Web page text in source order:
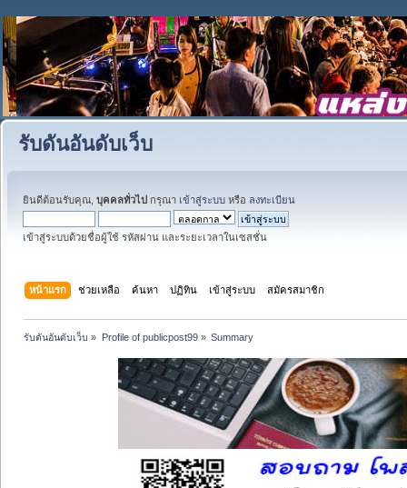
รับดันอันดับเว็บ
ยินดีต้อนรับคุณ, บุคคลทั่วไป กรุณา เข้าสู่ระบบ หรือ ลงทะเบียน
เข้าสู่ระบบด้วยชื่อผู้ใช้ รหัสผ่าน และระยะเวลาในเซสชั่น
หน้าแรก ช่วยเหลือ ค้นหา ปฏิทิน เข้าสู่ระบบ สมัครสมาชิก
รับดันอันดับเว็บ » Profile of publicpost99» Summary